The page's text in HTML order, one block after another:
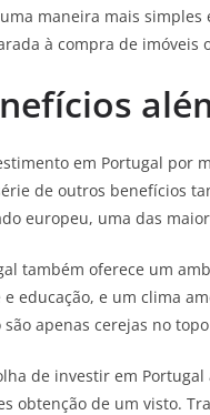
maneira mais
à compra de imóveis
em Portugal por
de outros benefícios
europeu, uma das
também oferece um
e educação, e um clima
são apenas cerejas no
de investir em
obtenção de um visto.